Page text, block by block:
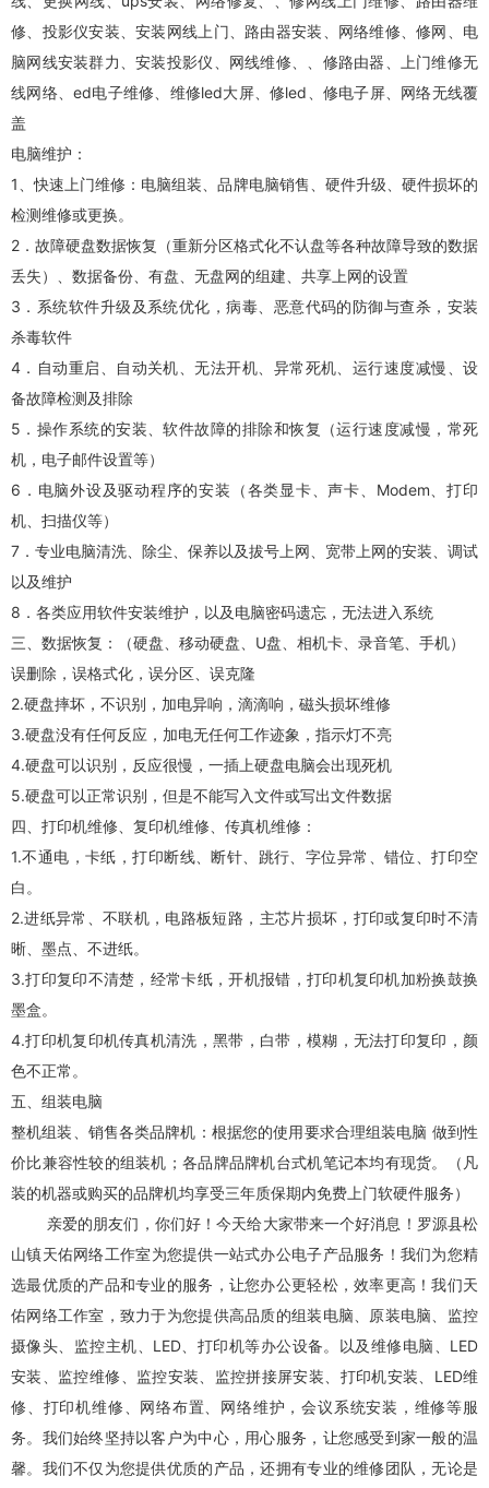
修、投影仪安装、安装网线上门、路由器安装、网络维修、修网、电
脑网线安装群力、安装投影仪、网线维修、、修路由器、上门维修无
线网络、ed电子维修、维修led大屏、修led、修电子屏、网络无线覆
盖
电脑维护：
1、快速上门维修：电脑组装、品牌电脑销售、硬件升级、硬件损坏的
检测维修或更换。
2．故障硬盘数据恢复（重新分区格式化不认盘等各种故障导致的数据
丢失）、数据备份、有盘、无盘网的组建、共享上网的设置
3．系统软件升级及系统优化，病毒、恶意代码的防御与查杀，安装
杀毒软件
4．自动重启、自动关机、无法开机、异常死机、运行速度减慢、设
备故障检测及排除
5．操作系统的安装、软件故障的排除和恢复（运行速度减慢，常死
机，电子邮件设置等）
6．电脑外设及驱动程序的安装（各类显卡、声卡、Modem、打印
机、扫描仪等）
7．专业电脑清洗、除尘、保养以及拔号上网、宽带上网的安装、调试
以及维护
8．各类应用软件安装维护，以及电脑密码遗忘，无法进入系统
三、数据恢复：（硬盘、移动硬盘、U盘、相机卡、录音笔、手机）
误删除，误格式化，误分区、误克隆
2.硬盘摔坏，不识别，加电异响，滴滴响，磁头损坏维修
3.硬盘没有任何反应，加电无任何工作迹象，指示灯不亮
4.硬盘可以识别，反应很慢，一插上硬盘电脑会出现死机
5.硬盘可以正常识别，但是不能写入文件或写出文件数据
四、 打印机维修 、复印机维修、传真机维修：
1.不通电，卡纸，打印断线、断针、跳行、字位异常、错位、打印空
白。
2.进纸异常、不联机，电路板短路，主芯片损坏，打印或复印时不清
晰、墨点、不进纸。
3.打印复印不清楚，经常卡纸，开机报错，打印机复印机加粉换鼓换
墨盒。
4.打印机复印机传真机清洗，黑带，白带，模糊，无法打印复印，颜
色不正常。
五、组装电脑
整机组装、销售各类品牌机：根据您的使用要求合理组装电脑 做到性
价比兼容性较的组装机；各品牌品牌机台式机笔记本均有现货。（凡
装的机器或购买的品牌机均享受三年质保期内免费上门软硬件服务）
亲爱的朋友们，你们好！今天给大家带来一个好消息！ 罗源县松
山镇天佑网络工作室为您提供一站式办公电子产品服务！我们为您精
选最优质的产品和专业的服务，让您办公更轻松，效率更高！我们天
佑网络工作室 ，致力于为您提供高品质的组装电脑、原装电脑、监控
摄像头、监控主机、LED、打印机等办公设备。以及维修电脑、LED
安装、 监控维修 、监控安装、监控拼接屏安装、打印机安装、 LED维
修
打印机维修 、网络布置、网络维护，会议系统安装，维修等服
务。我们始终坚持以客户为中心，用心服务，让您感受到家一般的温
馨。我们不仅为您提供优质的产品，还拥有专业的维修团队，无论是